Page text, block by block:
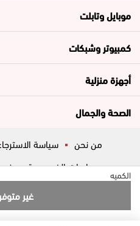
الكميه
غير متوفر
موبايل وتابلت
كمبيوتر وشبكات
أجهزة منزلية
الصحة والجمال
من نحن سياسة
سياسات الخصوصية